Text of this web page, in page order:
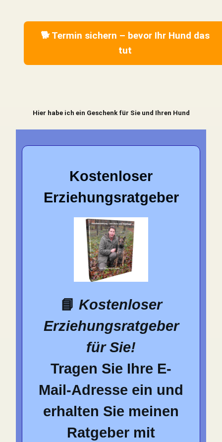
🐕 Termin sichern – bevor Ihr Hund das
tut
Hier habe ich ein Geschenk für Sie und Ihren Hund
Kostenloser
Erziehungsratgeber
📘 Kostenloser
Erziehungsratgeber
für Sie!
Tragen Sie Ihre E-
Mail-Adresse ein und
erhalten Sie meinen
Ratgeber mit